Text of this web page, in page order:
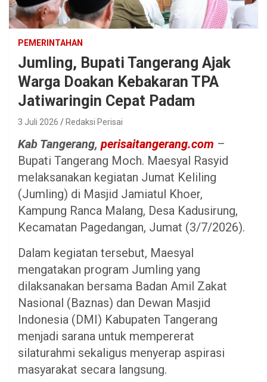
PEMERINTAHAN
Jumling, Bupati Tangerang Ajak
Warga Doakan Kebakaran TPA
Jatiwaringin Cepat Padam
3 Juli 2026 Redaksi Perisai
Kab Tangerang, perisaitangerang.com –
Bupati Tangerang Moch. Maesyal Rasyid
melaksanakan kegiatan Jumat Keliling
(Jumling) di Masjid Jamiatul Khoer,
Kampung Ranca Malang, Desa Kadusirung,
Kecamatan Pagedangan, Jumat (3/7/2026).
Dalam kegiatan tersebut, Maesyal
mengatakan program Jumling yang
dilaksanakan bersama Badan Amil Zakat
Nasional (Baznas) dan Dewan Masjid
Indonesia (DMI) Kabupaten Tangerang
menjadi sarana untuk mempererat
silaturahmi sekaligus menyerap aspirasi
masyarakat secara langsung.